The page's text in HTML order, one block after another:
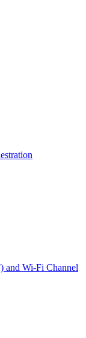
and Wi-Fi Channel